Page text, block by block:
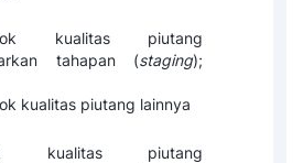
kualitas piutang
tahapan (staging);
kualitas piutang lainnya
kualitas piutang